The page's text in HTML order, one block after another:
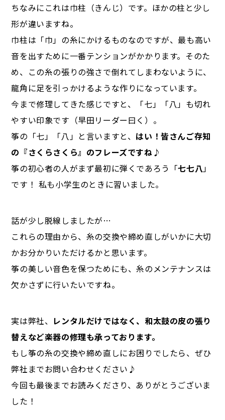
ちなみにこれは巾柱（きんじ）です。ほかの柱と少し
形が違いますね。
巾柱は「巾」の糸にかけるものなのですが、最も高い
音を出すために一番テンションがかかります。そのた
め、この糸の張りの強さで倒れてしまわないように、
龍角に足を引っかけるような作りになっています。
今まで修理してきた感じですと、「七」「八」も切れ
やすい印象です（早田リーダー曰く）。
筝の「七」「八」と言いますと、 はい！皆さんご存知
の『さくらさくら』のフレーズですね♪
筝の初心者の人がまず最初に弾くであろう「七七八」
です！ 私も小学生のときに習いました。
話が少し脱線しましたが…
これらの理由から、糸の交換や締め直しがいかに大切
かお分かりいただけるかと思います。
筝の美しい音色を保つためにも、糸のメンテナンスは
欠かさずに行いたいですね。
実は弊社、 レンタルだけではなく、和太鼓の皮の張り
替えなど楽器の修理も承っております。
もし筝の糸の交換や締め直しにお困りでしたら、ぜひ
弊社までお問い合わせください♪
今回も最後までお読みくださり、ありがとうございま
した！